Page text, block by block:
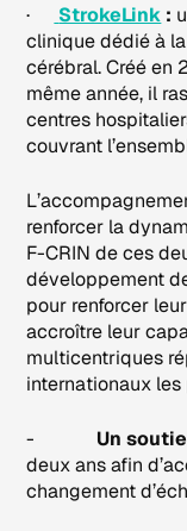
· StrokeLink :
clinique dédié à
cérébral. Créé en
même année, il
centres
couvrant
renforcer la
F-CRIN de ces
développement
pour renforcer
accroître leur
multicentriques
internationaux
- Un
deux ans afin
changement